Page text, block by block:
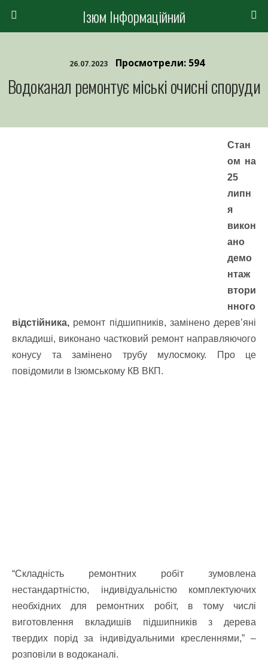
Ізюм Інформаційний
26.07.2023 Просмотрели: 594
Водоканал ремонтує міські очисні споруди
Стан
ом на
25
липн
я
викон
ано
демо
нтаж
втори
нного
відстійника, ремонт підшипників, замінено дерев’яні
вкладиші, виконано частковий ремонт направляючого
конусу та замінено трубу мулосмоку. Про це
повідомили в Ізюмському КВ ВКП.
“Складність ремонтних робіт зумовлена
нестандартністю, індивідуальністю комплектуючих
необхідних для ремонтних робіт, в тому числі
виготовлення вкладишів підшипників з дерева
твердих порід за індивідуальними кресленнями,” –
розповіли в водоканалі.